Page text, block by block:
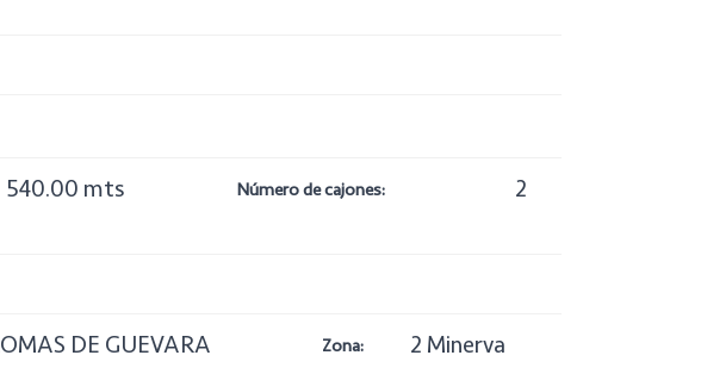
540.00 mts Número de cajones: 2
DE GUEVARA Zona: 2 Minerva